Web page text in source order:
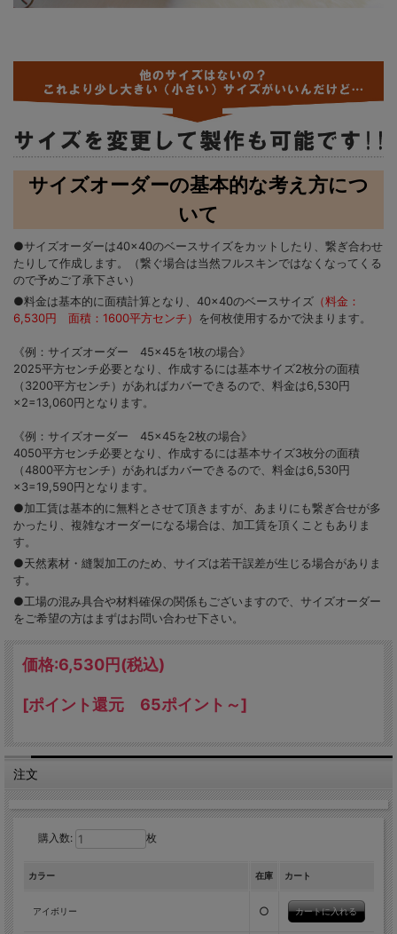
サイズオーダーの基本的な考え方につ
いて
●サイズオーダーは40×40のベースサイズをカットしたり、繋ぎ合わせ
たりして作成します。（繋ぐ場合は当然フルスキンではなくなってくる
ので予めご了承下さい）
●料金は基本的に面積計算となり、40×40のベースサイズ （料金：
6,530円 面積：1600平方センチ） を何枚使用するかで決まります。
《例：サイズオーダー 45×45を1枚の場合》
2025平方センチ必要となり、作成するには基本サイズ2枚分の面積
（3200平方センチ）があればカバーできるので、料金は6,530円
×2=13,060円となります。
《例：サイズオーダー 45×45を2枚の場合》
4050平方センチ必要となり、作成するには基本サイズ3枚分の面積
（4800平方センチ）があればカバーできるので、料金は6,530円
×3=19,590円となります。
●加工賃は基本的に無料とさせて頂きますが、あまりにも繋ぎ合せが多
かったり、複雑なオーダーになる場合は、加工賃を頂くこともありま
す。
●天然素材・縫製加工のため、サイズは若干誤差が生じる場合がありま
す。
●工場の混み具合や材料確保の関係もございますので、サイズオーダー
をご希望の方はまずはお問い合わせ下さい。
価格:6,530円(税込)
[ポイント還元 65ポイント～]
注文
購入数: 枚
カラー 在庫 カート
アイボリー ○